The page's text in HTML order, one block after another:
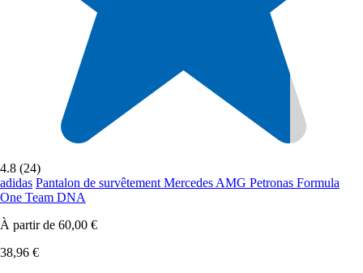
4.8 (24)
adidas Pantalon de survêtement Mercedes AMG Petronas Formula
One Team DNA
À partir de 60,00 €
38,96 €